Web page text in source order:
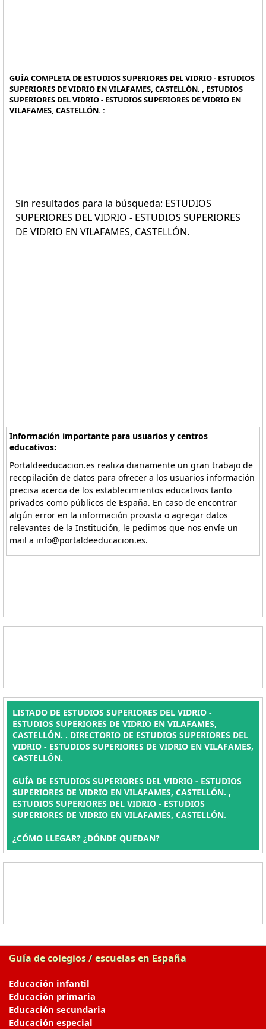
GUÍA COMPLETA DE ESTUDIOS SUPERIORES DEL VIDRIO - ESTUDIOS
SUPERIORES DE VIDRIO EN VILAFAMES, CASTELLÓN. , ESTUDIOS
SUPERIORES DEL VIDRIO - ESTUDIOS SUPERIORES DE VIDRIO EN
VILAFAMES, CASTELLÓN. :
Sin resultados para la búsqueda: ESTUDIOS
SUPERIORES DEL VIDRIO - ESTUDIOS SUPERIORES
DE VIDRIO EN VILAFAMES, CASTELLÓN.
Información importante para usuarios y centros
educativos:
Portaldeeducacion.es realiza diariamente un gran trabajo de
recopilación de datos para ofrecer a los usuarios información
precisa acerca de los establecimientos educativos tanto
privados como públicos de España. En caso de encontrar
algún error en la información provista o agregar datos
relevantes de la Institución, le pedimos que nos envíe un
mail a info@portaldeeducacion.es.
LISTADO DE ESTUDIOS SUPERIORES DEL VIDRIO -
ESTUDIOS SUPERIORES DE VIDRIO EN VILAFAMES,
CASTELLÓN. . DIRECTORIO DE ESTUDIOS SUPERIORES DEL
VIDRIO - ESTUDIOS SUPERIORES DE VIDRIO EN VILAFAMES,
CASTELLÓN.
GUÍA DE ESTUDIOS SUPERIORES DEL VIDRIO - ESTUDIOS
SUPERIORES DE VIDRIO EN VILAFAMES, CASTELLÓN. ,
ESTUDIOS SUPERIORES DEL VIDRIO - ESTUDIOS
SUPERIORES DE VIDRIO EN VILAFAMES, CASTELLÓN.
¿CÓMO LLEGAR? ¿DÓNDE QUEDAN?
Guía de colegios / escuelas en España
Educación infantil
Educación primaria
Educación secundaria
Educación especial